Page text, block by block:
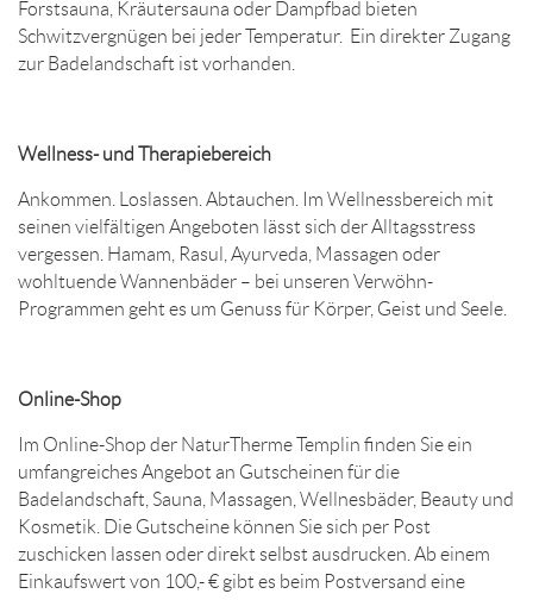
Forstsauna, Kräutersauna oder Dampfbad bieten
Schwitzvergnügen bei jeder Temperatur. Ein direkter Zugang
zur Badelandschaft ist vorhanden.
Wellness- und Therapiebereich
Ankommen. Loslassen. Abtauchen. Im Wellnessbereich mit
seinen vielfältigen Angeboten lässt sich der Alltagsstress
vergessen. Hamam, Rasul, Ayurveda, Massagen oder
wohltuende Wannenbäder – bei unseren Verwöhn-
Programmen geht es um Genuss für Körper, Geist und Seele.
Online-Shop
Im Online-Shop der NaturTherme Templin finden Sie ein
umfangreiches Angebot an Gutscheinen für die
Badelandschaft, Sauna, Massagen, Wellnesbäder, Beauty und
Kosmetik. Die Gutscheine können Sie sich per Post
zuschicken lassen oder direkt selbst ausdrucken. Ab einem
Einkaufswert von 100,- € gibt es beim Postversand eine